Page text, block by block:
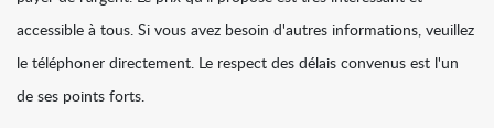
accessible à tous. Si vous avez besoin d'autres informations, veuillez
le téléphoner directement. Le respect des délais convenus est l'un
de ses points forts.